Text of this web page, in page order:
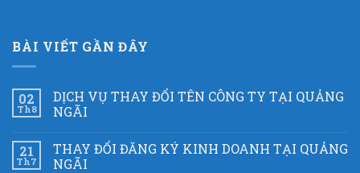
BÀI VIẾT GẦN ĐÂY
02
Th8
DỊCH VỤ THAY ĐỔI TÊN CÔNG TY TẠI QUẢNG
NGÃI
21
Th7
THAY ĐỔI ĐĂNG KÝ KINH DOANH TẠI QUẢNG
NGÃI